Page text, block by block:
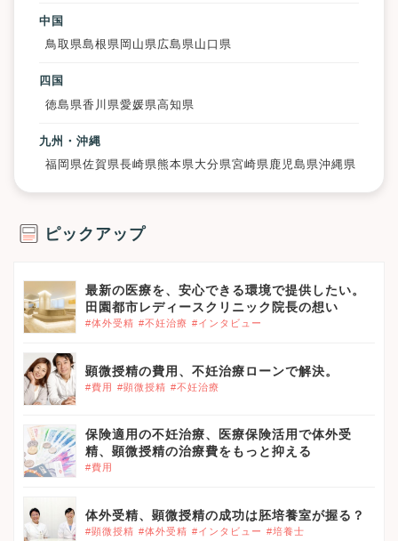
中国
鳥取県島根県 岡山県広島県山口県
四国
徳島県香川県愛媛県高知県
九州・沖縄
福岡県佐賀県長崎県熊本県大分県宮崎県鹿児島県沖縄県
ピックアップ
最新の医療を、安心できる環境で提供したい。
田園都市レディースクリニック院長の想い
#体外受精 #不妊治療 #インタビュー
顕微授精の費用、不妊治療ローンで解決。
#費用 #顕微授精 #不妊治療
保険適用の不妊治療、医療保険活用で体外受
精、顕微授精の治療費をもっと抑える
#費用
体外受精、顕微授精の成功は胚培養室が握る？
#顕微授精 #体外受精 #インタビュー #培養士